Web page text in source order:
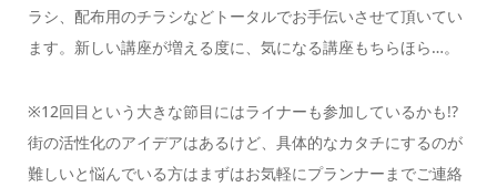
ラシ、配布用のチラシなどトータルでお手伝いさせて頂いてい
ます。新しい講座が増える度に、気になる講座もちらほら…。
※12回目という大きな節目にはライナーも参加しているかも!?
街の活性化のアイデアはあるけど、具体的なカタチにするのが
難しいと悩んでいる方はまずはお気軽にプランナーまでご連絡